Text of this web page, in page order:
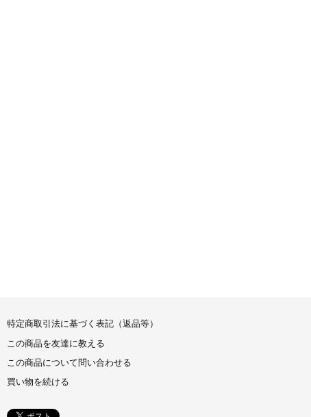
特定商取引法に基づく表記（返品等）
この商品を友達に教える
この商品について問い合わせる
買い物を続ける